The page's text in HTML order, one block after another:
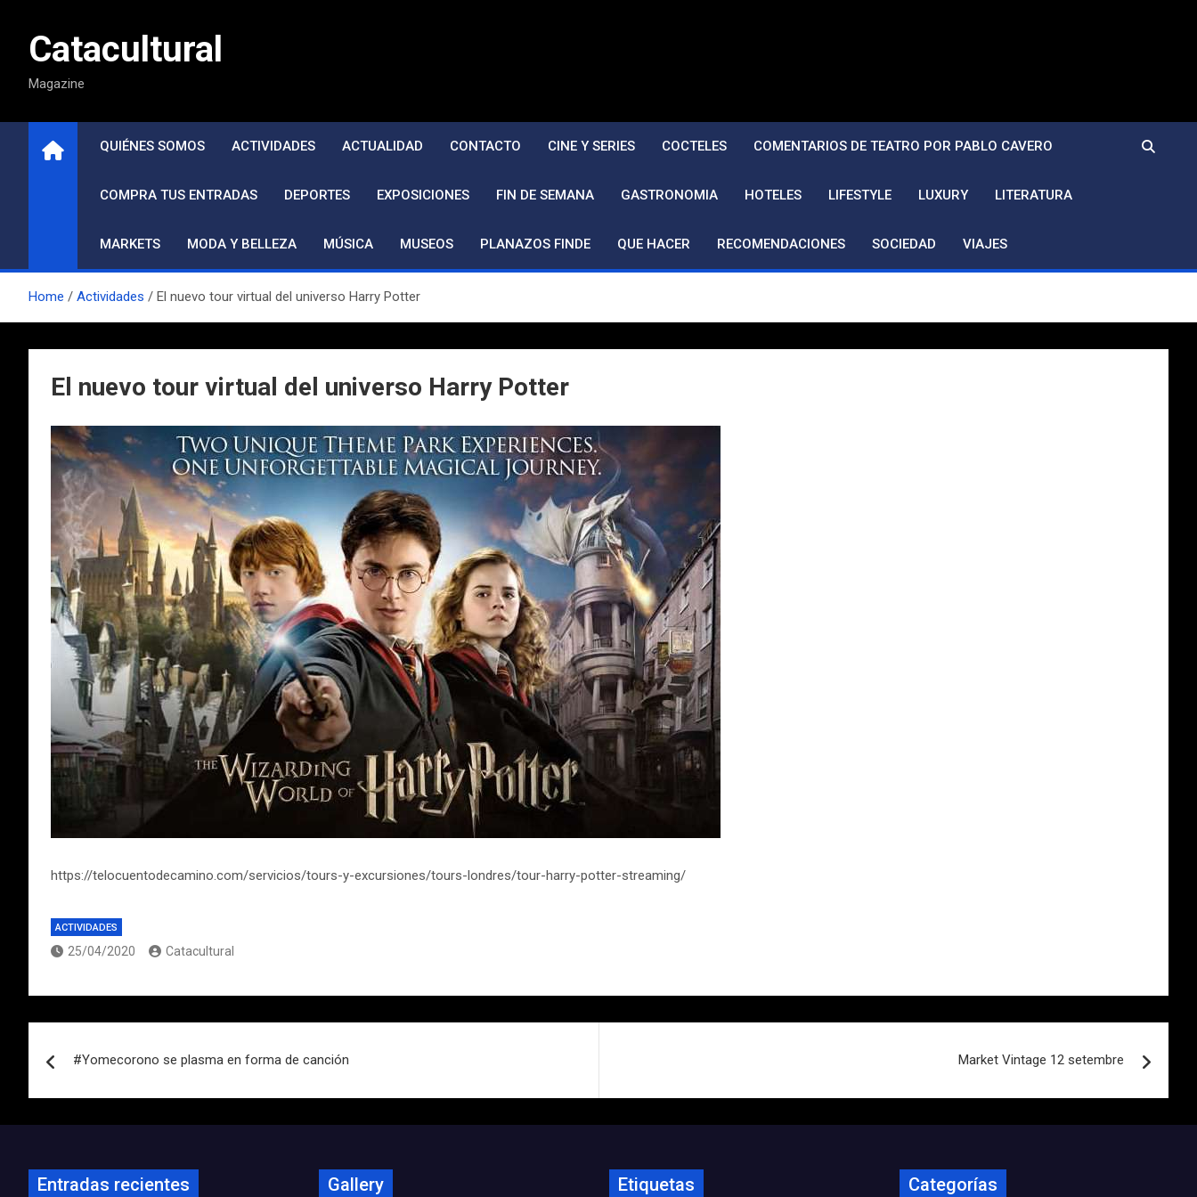
contenidoCatacultural
Magazine
QUIÉNES SOMOS ACTIVIDADES ACTUALIDAD CONTACTO CINE Y SERIES COCTELES COMENTARIOS DE TEATRO POR PABLO CAVERO
COMPRA TUS ENTRADAS DEPORTES EXPOSICIONES FIN DE SEMANA GASTRONOMIA HOTELES LIFESTYLE LUXURY LITERATURA
MARKETS MODA Y BELLEZA MÚSICA MUSEOS PLANAZOS FINDE QUE HACER RECOMENDACIONES SOCIEDAD VIAJES
Home Actividades El nuevo tour virtual del universo Harry Potter
El nuevo tour virtual del universo Harry Potter
https://telocuentodecamino.com/servicios/tours-y-excursiones/tours-londres/tour-harry-potter-streaming/
ACTIVIDADES
25/04/2020 Catacultural
de
#Yomecorono se plasma en forma de canción Market Vintage 12 setembre
Entradas recientes Gallery Etiquetas Categorías